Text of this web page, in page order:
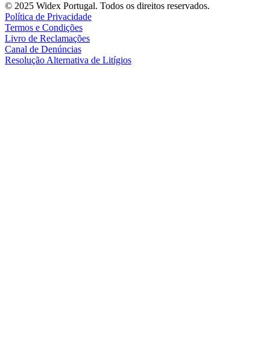
© 2025 Widex Portugal. Todos os direitos reservados.
Política de Privacidade
Termos e Condições
Livro de Reclamações
Canal de Denúncias
Resolução Alternativa de Litígios